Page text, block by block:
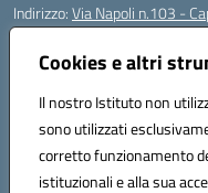
Cookies e altri
Il nostro Istituto non
sono utilizzati
corretto funzionamento
istituzionali e alla sua
Indirizzo:Via Napoli n.103 -
Centralino:
Posta elettronica certificata
Codice fiscale: 80003280718
Codice meccanografico:
Codice Indice delle
Codice unico di fatturazione